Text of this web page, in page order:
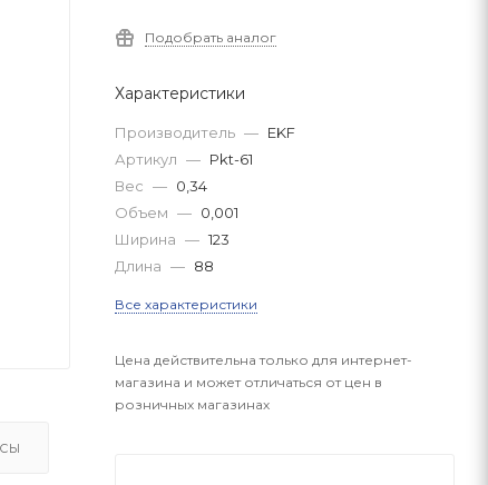
Подобрать аналог
Характеристики
Производитель — EKF
Артикул — Pkt-61
Вес — 0,34
Объем — 0,001
Ширина — 123
Длина — 88
Все характеристики
Цена действительна только для интернет-
магазина и может отличаться от цен в
розничных магазинах